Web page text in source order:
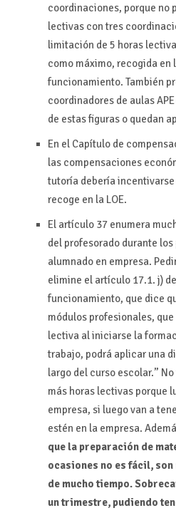
coordinaciones, porque no
lectivas con tres
limitación de 5 horas
como máximo, recogida en
funcionamiento. También
coordinadores de aulas
de estas figuras o quedan
En el Capítulo de
las compensaciones
tutoría debería
recoge en la LOE.
El artículo 37 enumera
del profesorado durante
alumnado en empresa.
elimine el artículo 17.1. j)
funcionamiento, que dice
módulos profesionales,
lectiva al iniciarse la
trabajo, podrá aplicar una
largo del curso escolar.”
más horas lectivas porque
empresa, si luego van a
estén en la empresa.
que la preparación de
ocasiones no es fácil,
de mucho tiempo.
un trimestre, pudiendo